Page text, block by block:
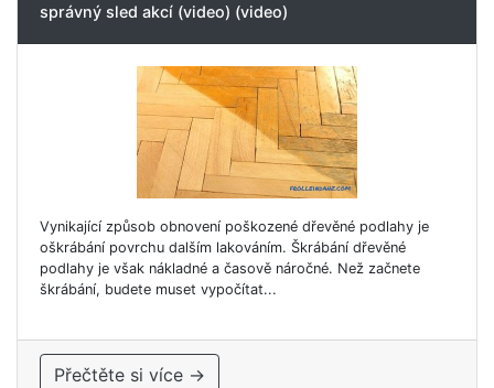
správný sled akcí (video) (video)
Vynikající způsob obnovení poškozené dřevěné podlahy je
oškrábání povrchu dalším lakováním. Škrábání dřevěné
podlahy je však nákladné a časově náročné. Než začnete
škrábání, budete muset vypočítat...
Přečtěte si více →